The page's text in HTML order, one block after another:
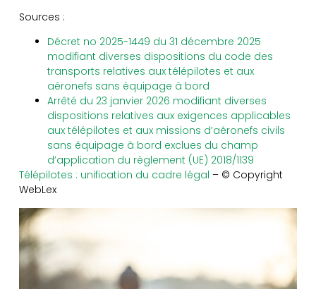
Sources :
Décret no 2025-1449 du 31 décembre 2025
modifiant diverses dispositions du code des
transports relatives aux télépilotes et aux
aéronefs sans équipage à bord
Arrêté du 23 janvier 2026 modifiant diverses
dispositions relatives aux exigences applicables
aux télépilotes et aux missions d’aéronefs civils
sans équipage à bord exclues du champ
d’application du règlement (UE) 2018/1139
Télépilotes : unification du cadre légal – © Copyright
WebLex